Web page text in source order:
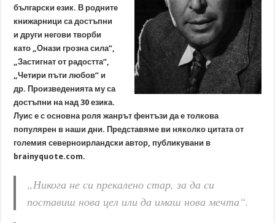
български език. В родните
книжарници са достъпни
и други негови творби
като „Онази грозна сила”,
„Застигнат от радостта”,
„Четири пъти любов” и
др. Произведенията му са
достъпни на над 30 езика.
Луис е с основна роля жанрът фентъзи да е толкова
популярен в наши дни. Представяме ви няколко цитата от
големия северноирландски автор, публикувани в
brainyquote.com.
„Никога не си прекалено стар, за да си
поставиш нова цел или да имаш нова мечта“.